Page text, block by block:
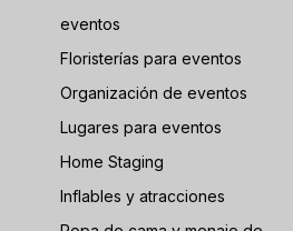
eventos
Floristerías para eventos
Organización de eventos
Lugares para eventos
Home Staging
Inflables y atracciones